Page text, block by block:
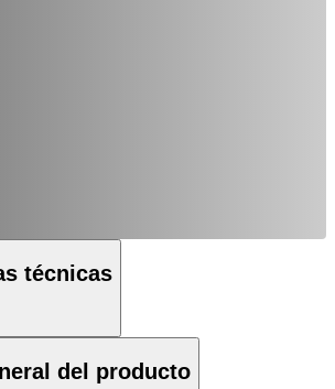
técnicas
del producto